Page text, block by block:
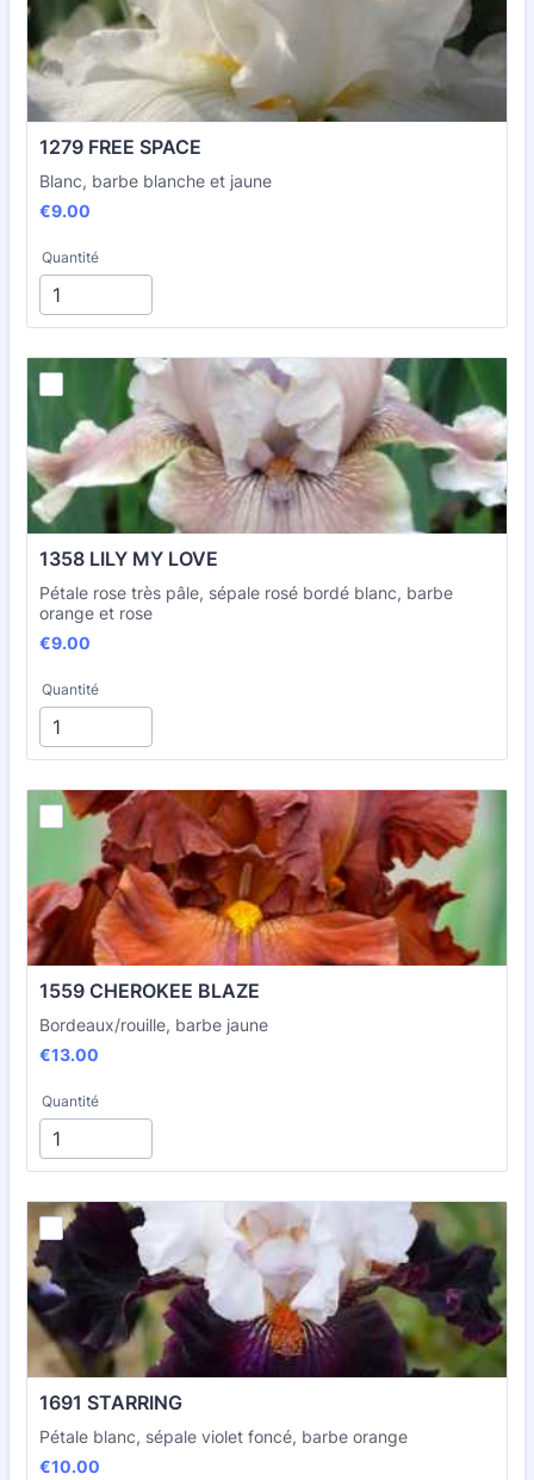
1279 FREE SPACE
Blanc, barbe blanche et jaune
€9.00
€9.00
Quantité
1358 LILY MY LOVE
Pétale rose très pâle, sépale rosé bordé blanc, barbe
orange et rose
€9.00
€9.00
Quantité
1559 CHEROKEE BLAZE
Bordeaux/rouille, barbe jaune
€13.00
€13.00
Quantité
1691 STARRING
Pétale blanc, sépale violet foncé, barbe orange
€10.00
€10.00